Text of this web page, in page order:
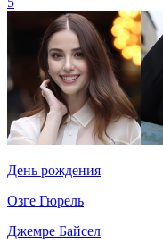
День рождения
Озге Гюрель
Джемре Байсел